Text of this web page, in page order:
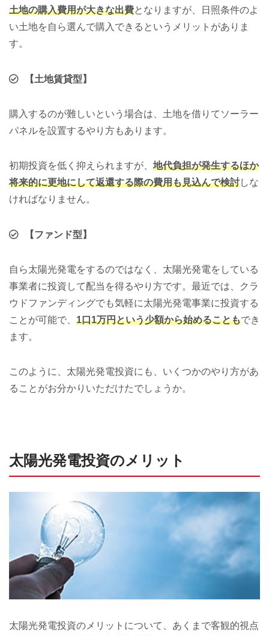
土地の購入費用が大きな出費となりますが、日照条件のよ
い土地を自ら選んで購入できるというメリットがありま
す。
【土地賃貸型】
購入するのが難しいという場合は、土地を借りてソーラー
パネルを設置するやり方もあります。
初期投資を低く抑えられますが、 地代負担が発生するほか
将来的に更地にして返還する際の費用も見込んで検討しな
ければなりません。
【ファンド型】
自ら太陽光発電をするのではなく、太陽光発電をしている
事業者に投資して配当を得るやり方です。最近では、クラ
ウドファンディングでも気軽に太陽光発電事業に投資する
ことが可能で、 1口1万円という少額から始めることもでき
ます。
このように、太陽光発電投資にも、いくつかのやり方があ
ることがお分かりいただけたでしょうか。
太陽光発電投資のメリット
太陽光発電投資のメリットについて、あくまで客観的視点